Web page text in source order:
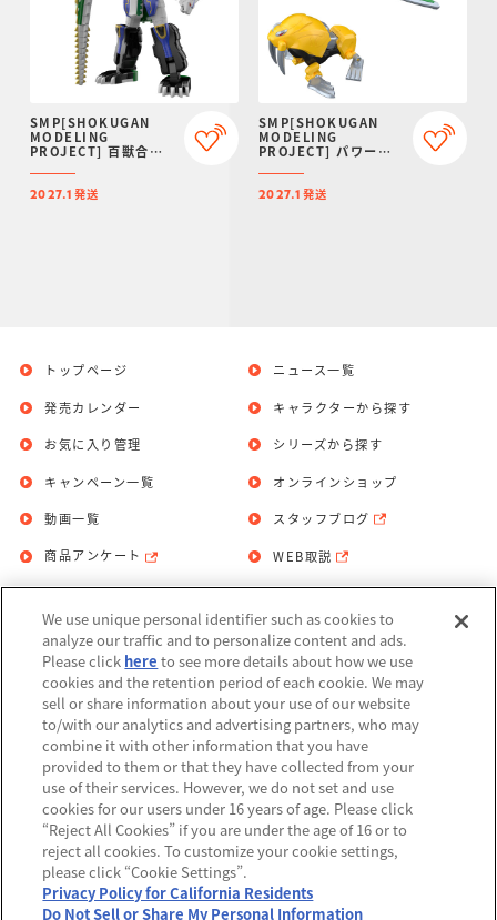
SMP[SHOKUGAN
MODELING
PROJECT] 百獣合体
2027年1月発送】
2027.1 発送
SMP[SHOKUGAN
MODELING
PROJECT] パワーア
トラ ガオタートル＆ガ
オトッピー【プレミア
2027.1 発送
トップページ
発売カレンダー
お気に入り管理
ニュース一覧
キャラクターから探す
シリーズから探す
キャンペーン一覧
動画一覧
商品アンケート
オンラインショップ
スタッフブログ
WEB取説
お問い合わせ 個人情報保護方針
利用規約
Do Not Sell or Share My Personal
Information
アレルギー情報
©BANDAI
We use unique personal identifier such as cookies to
analyze our traffic and to personalize content and ads.
Please click here to see more details about how we use
cookies and the retention period of each cookie. We may
sell or share information about your use of our website
to/with our analytics and advertising partners, who may
combine it with other information that you have
provided to them or that they have collected from your
use of their services. However, we do not set and use
cookies for our users under 16 years of age. Please click
“Reject All Cookies” if you are under the age of 16 or to
reject all cookies. To customize your cookie settings,
please click “Cookie Settings”.
Privacy Policy for California Residents
Do Not Sell or Share My Personal Information